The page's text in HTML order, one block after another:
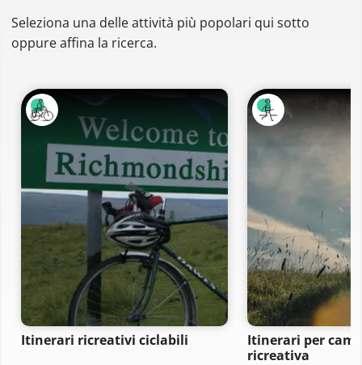
Seleziona una delle attività più popolari qui sotto
oppure affina la ricerca.
Itinerari ricreativi ciclabili
Itinerari per
ricreativa